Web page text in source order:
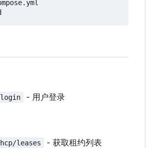
login - 用户登录
leases - 获取租约列表